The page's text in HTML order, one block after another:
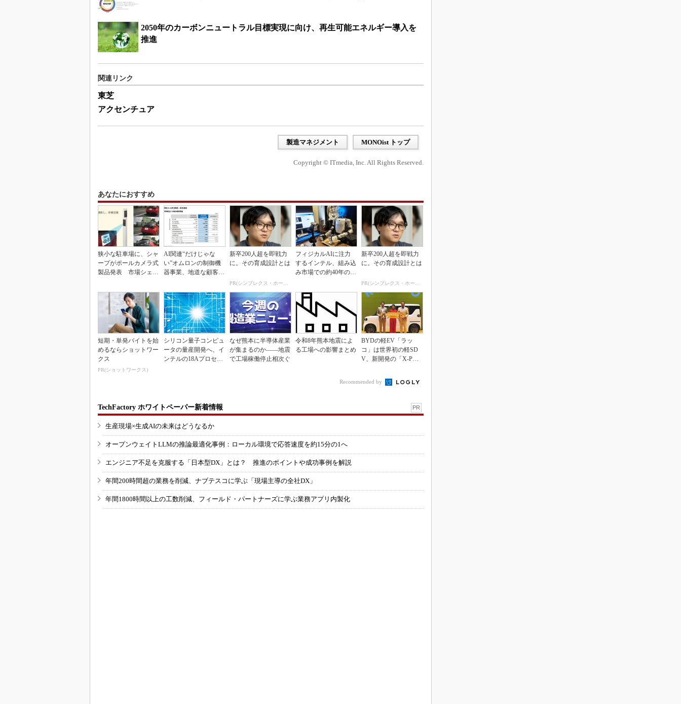
2050年のカーボンニュートラル目標実現に向け、再生可能エネルギー導入を
推進
関連リンク
東芝
アクセンチュア
製造マネジメント MONOist トップ
Copyright © ITmedia, Inc. All Rights Reserved.
あなたにおすすめ
狭小な駐車場に、シャ
ープがポールカメラ式
製品発表 市場シェア
AI関連“だけじゃな
い”オムロンの制御機
器事業、地道な顧客基
新卒200人超を即戦力
に。その育成設計とは
PR(シンプレクス・ホールディングス)
フィジカルAIに注力
するインテル、組み込
み市場での約40年の実
新卒200人超を即戦力
に。その育成設計とは
PR(シンプレクス・ホールディングス)
短期・単発バイトを始
めるならショットワー
クス
PR(ショットワークス)
シリコン量子コンピュ
ータの量産開発へ、イ
ンテルの18Aプロセス
なぜ熊本に半導体産業
が集まるのか――地震
で工場稼働停止相次ぐ
令和8年熊本地震によ
る工場への影響まとめ
BYDの軽EV「ラッ
コ」は世界初の軽SD
V、新開発の「X-PAC
Recommended by
TechFactory ホワイトペーパー新着情報 PR
生産現場×生成AIの未来はどうなるか
オープンウェイトLLMの推論最適化事例：ローカル環境で応答速度を約15分の1へ
エンジニア不足を克服する「日本型DX」とは？ 推進のポイントや成功事例を解説
年間200時間超の業務を削減、ナブテスコに学ぶ「現場主導の全社DX」
年間1800時間以上の工数削減、フィールド・パートナーズに学ぶ業務アプリ内製化